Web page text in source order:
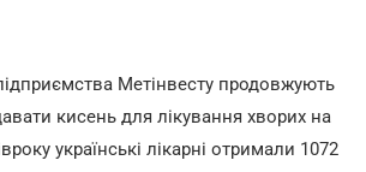
Метінвесту продовжують
кисень для лікування хворих на
українські лікарні отримали 1072